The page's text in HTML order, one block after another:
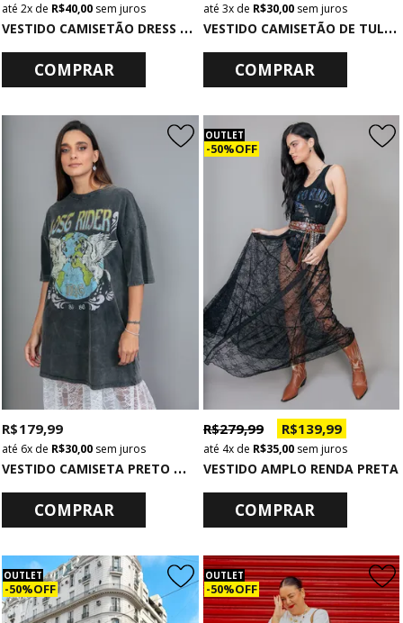
V
ESTIDO CAMISETÃO DRESS BÁSICO PRETO
2x de R$ 40,00 sem juros
COMPRAR
V
ESTIDO CAMISETÃO DE TULE PRETO COM ESTRELAS GLITTER PRATA
3xde R$ 30,00sem juros
COMPRAR
V
ESTIDO CAMISETA PRETO MARMORIZADO LOST RIDER
R$ 179,99
6x de R$ 30,00 sem juros
COMPRAR
OUTLET
50% OFF
VESTIDO AMPLO RENDA PRETA
R$ 279,99 R$ 139,99
4xde R$ 35,00sem juros
COMPRAR
OUTLET
50% OFF
OUTLET
50% OFF